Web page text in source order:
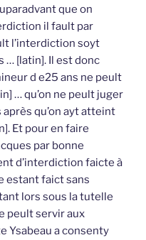
que on
il fault par
l’interdiction soyt
… [latin]. Il est donc
d e25 ans ne peult
… qu’on ne peult juger
qu’on ayt atteint
Et pour en faire
par bonne
d’interdiction faicte à
estant faict sans
lors sous la tutelle
peult servir aux
Ysabeau a consenty